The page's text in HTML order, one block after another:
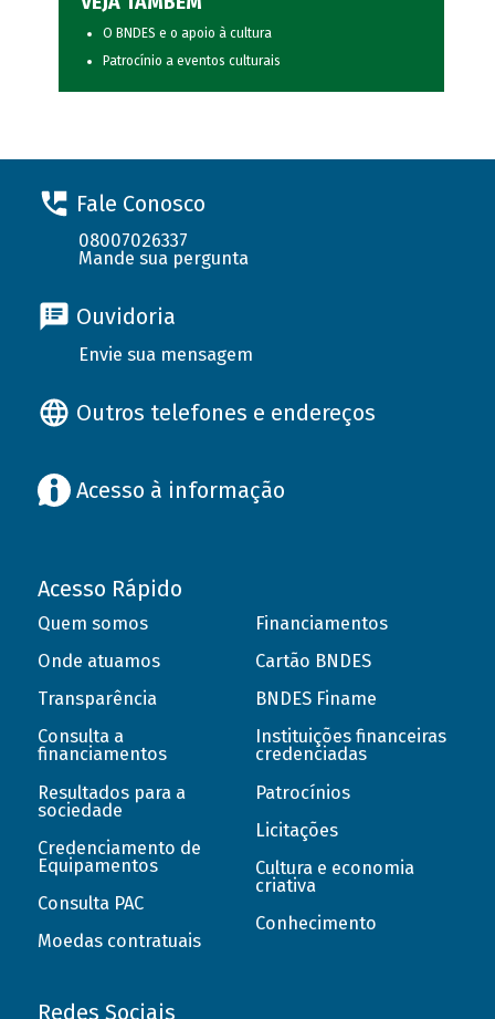
O BNDES e o apoio à cultura
Patrocínio a eventos culturais
Fale Conosco
08007026337
Mande sua pergunta
Ouvidoria
Envie sua mensagem
Outros telefones e endereços
Acesso à informação
Acesso Rápido
Quem somos
Onde atuamos
Transparência
Consulta a
financiamentos
Resultados para a
sociedade
Credenciamento de
Equipamentos
Consulta PAC
Moedas contratuais
Financiamentos
Cartão BNDES
BNDES Finame
Instituições financeiras
credenciadas
Patrocínios
Licitações
Cultura e economia
criativa
Conhecimento
Redes Sociais